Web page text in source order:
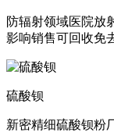
防辐射领域医院放
影响销售可回收免
硫酸钡
新密精细硫酸钡粉